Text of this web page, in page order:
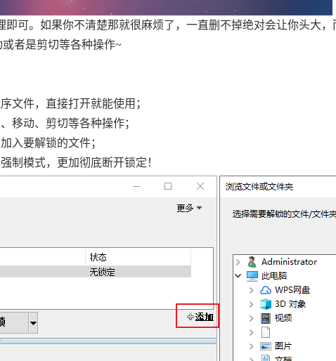
可。如果你不清楚那就很麻烦了，一直删不掉绝对会让你头大，
者是剪切等各种操作~
文件，直接打开就能使用；
移动、剪切等各种操作；
入要解锁的文件；
制模式，更加彻底断开锁定！